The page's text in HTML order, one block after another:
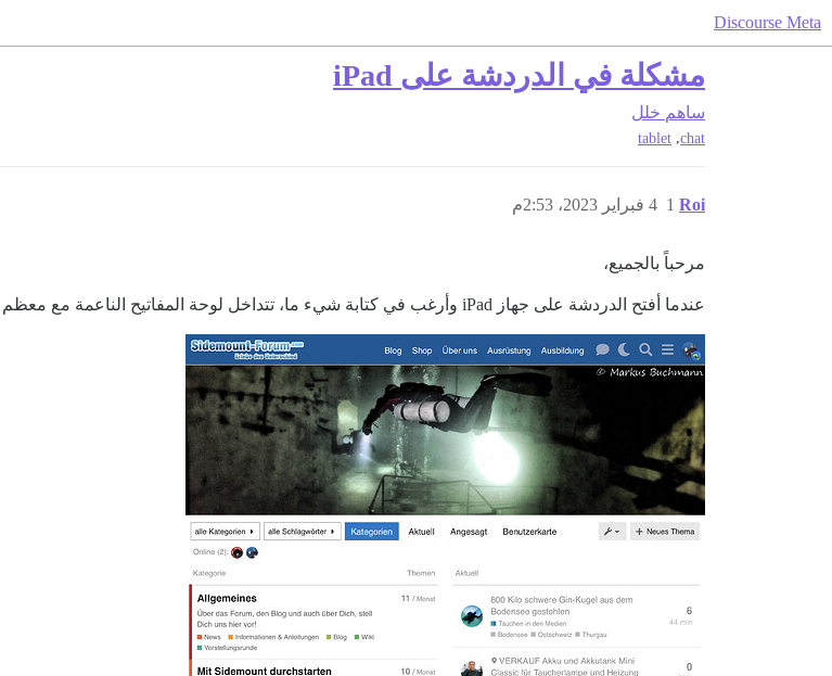
Discourse Meta
مشكلة في الدردشة على iPad
ساهم خلل
chat
,
tablet
Roi 4 فبراير 2023، 2:53م 1
مرحباً بالجميع،
عندما أفتح الدردشة على جهاز iPad وأرغب في كتابة شيء ما، تتداخل لوحة المفاتيح الناعمة مع معظم مربع الدردشة. لا يمكنني أيضاً التمرير لرؤية منطقة الإنشاء.